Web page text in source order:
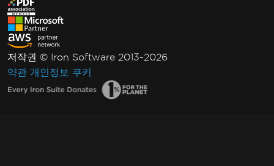
저작권 © Iron Software 2013-2026
약관 개인정보 쿠키